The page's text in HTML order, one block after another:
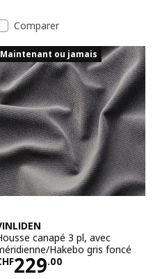
Liste des résultats
Comparer
Maintenant ou jamais
canapé 3 pl, avec
Hakebo gris foncé
229.00
CHF 229.00